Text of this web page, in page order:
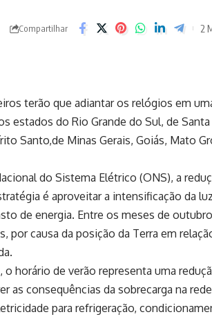
Compartilhar 2
terão que adiantar os relógios em
estados do Rio Grande do Sul, de Santa
Santo,de Minas Gerais, Goiás, Mato
do Sistema Elétrico (ONS), a
é aproveitar a intensificação da luz
de energia. Entre os meses de
por causa da posição da Terra em
horário de verão representa uma
as consequências da sobrecarga na rede
para refrigeração,